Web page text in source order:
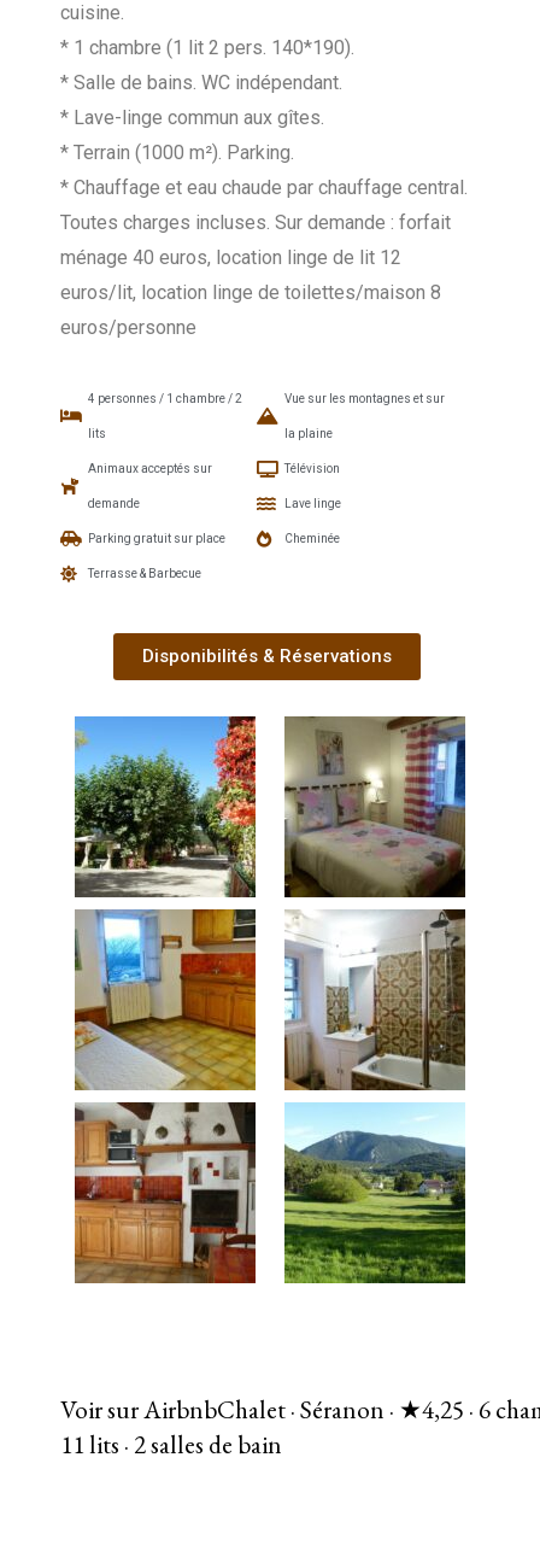
cuisine.
* 1 chambre (1 lit 2 pers. 140*190).
* Salle de bains. WC indépendant.
* Lave-linge commun aux gîtes.
* Terrain (1000 m²). Parking.
* Chauffage et eau chaude par chauffage central.
Toutes charges incluses. Sur demande : forfait
ménage 40 euros, location linge de lit 12
euros/lit, location linge de toilettes/maison 8
euros/personne
4 personnes / 1 chambre / 2
lits
Animaux acceptés sur
demande
Parking gratuit sur place
Terrasse & Barbecue
Vue sur les montagnes et sur
la plaine
Télévision
Lave linge
Cheminée
Disponibilités & Réservations
Voir sur AirbnbChalet · Séranon · ★4,25 · 6
11 lits · 2 salles de bain